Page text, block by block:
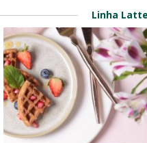
Linha
15%
REF: 4478